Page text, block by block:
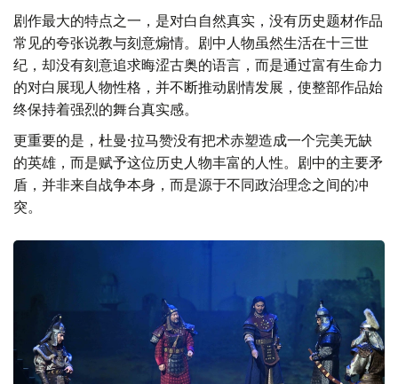
剧作最大的特点之一，是对白自然真实，没有历史题材作品
常见的夸张说教与刻意煽情。剧中人物虽然生活在十三世
纪，却没有刻意追求晦涩古奥的语言，而是通过富有生命力
的对白展现人物性格，并不断推动剧情发展，使整部作品始
终保持着强烈的舞台真实感。
更重要的是，杜曼·拉马赞没有把术赤塑造成一个完美无缺
的英雄，而是赋予这位历史人物丰富的人性。剧中的主要矛
盾，并非来自战争本身，而是源于不同政治理念之间的冲
突。